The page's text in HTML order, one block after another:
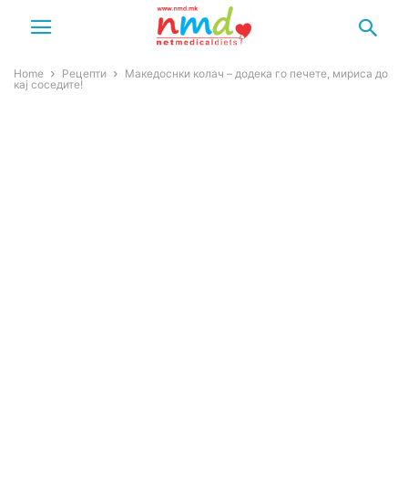
Home Рецепти
Македоснки колач – додека го печете, мириса до
кај соседите!